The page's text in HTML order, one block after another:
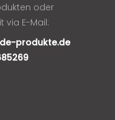
oder
via E-Mail:
produkte.de